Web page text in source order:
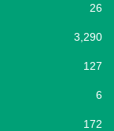
26
3,290
127
6
172